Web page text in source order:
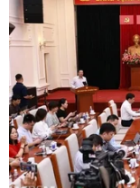
Lãnh đạo
Ngày 19/9 tại
hàng Thương